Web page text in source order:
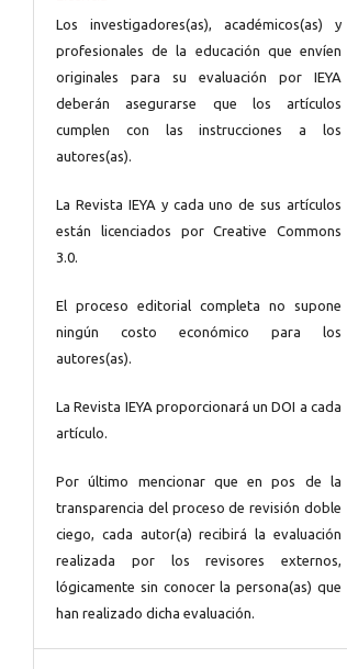
Los investigadores(as), académicos(as) y
profesionales de la educación que envíen
originales para su evaluación por IEYA
deberán asegurarse que los artículos
cumplen con las instrucciones a los
autores(as).
La Revista IEYA y cada uno de sus artículos
están licenciados por Creative Commons
3.0.
El proceso editorial completa no supone
ningún costo económico para los
autores(as).
La Revista IEYA proporcionará un DOI a cada
artículo.
Por último mencionar que en pos de la
transparencia del proceso de revisión doble
ciego, cada autor(a) recibirá la evaluación
realizada por los revisores externos,
lógicamente sin conocer la persona(as) que
han realizado dicha evaluación.